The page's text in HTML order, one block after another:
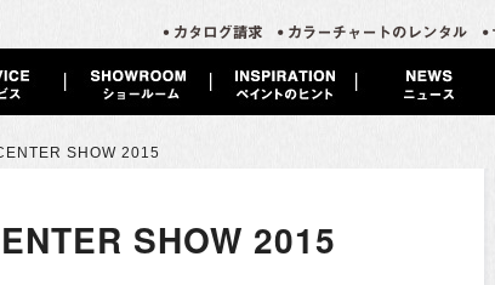
SHOW 2015
SHOW 2015